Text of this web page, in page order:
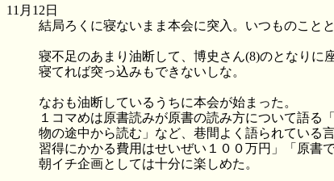
11月12日
結局ろくに寝ないまま本会に突入。いつものこと
寝不足のあまり油断して、博史さん(8)のとなりに
寝てれば突っ込みもできないしな。
なおも油断しているうちに本会が始まった。
１コマめは原書読みが原書の読み方について語る
物の途中から読む」など、巷間よく語られている
習得にかかる費用はせいぜい１００万円」「原書
朝イチ企画としては十分に楽しめた。